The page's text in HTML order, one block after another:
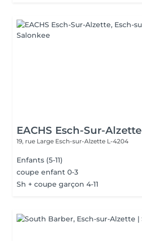
EACHS Esch-Sur-Alzette
19, rue Large Esch-sur-Alzette L-4204
Enfants (5-11)
coupe enfant 0-3
Sh + coupe garçon 4-11